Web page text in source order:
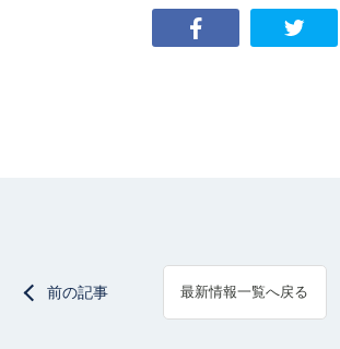
前の記事 最新情報一覧へ戻る